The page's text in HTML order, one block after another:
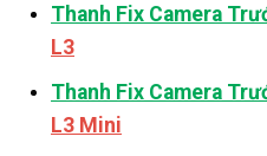
Thanh Fix Camera
L3
Thanh Fix Camera
L3 Mini